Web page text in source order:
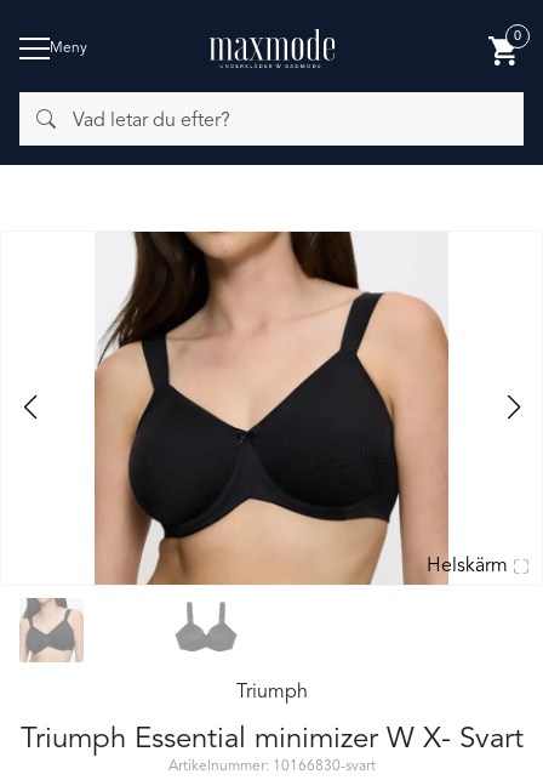
Meny
letar
du
efter?
0
BADMODE
Helskärm
Triumph
Triumph Essential minimizer W X- Svart
Artikelnummer: 10166830-svart